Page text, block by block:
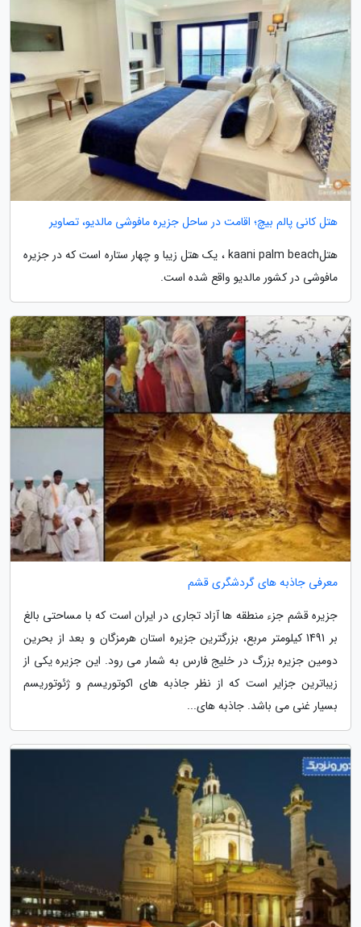
هتل کانی پالم بیچ؛ اقامت در ساحل جزیره مافوشی مالدیو، تصاویر
هتلkaani palm beach ، یک هتل زیبا و چهار ستاره است که در جزیره
مافوشی در کشور مالدیو واقع شده است.
معرفی جاذبه های گردشگری قشم
جزیره قشم جزء منطقه ها آزاد تجاری در ایران است که با مساحتی بالغ
بر 1491 کیلومتر مربع، بزرگترین جزیره استان هرمزگان و بعد از بحرین
دومین جزیره بزرگ در خلیج فارس به شمار می رود. این جزیره یکی از
زیباترین جزایر است که از نظر جاذبه های اکوتوریسم و ژئوتوریسم
بسیار غنی می باشد. جاذبه های...